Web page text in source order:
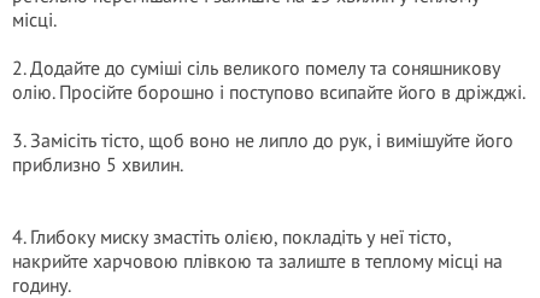
місці.
2. Додайте до суміші сіль великого помелу та соняшникову
олію. Просійте борошно і поступово всипайте його в дріжджі.
3. Замісіть тісто, щоб воно не липло до рук, і вимішуйте його
приблизно 5 хвилин.
4. Глибоку миску змастіть олією, покладіть у неї тісто,
накрийте харчовою плівкою та залиште в теплому місці на
годину.